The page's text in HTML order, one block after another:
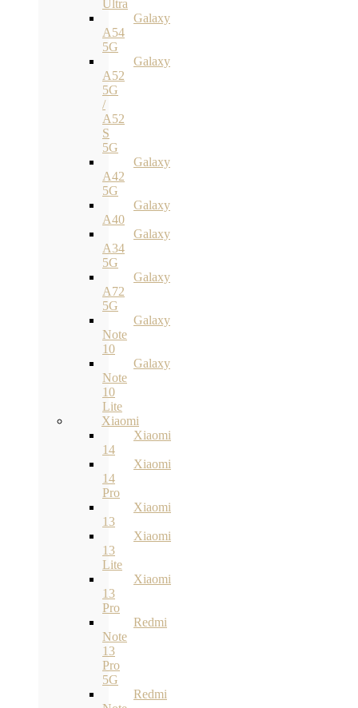
Ultra
Galaxy
A54
5G
Galaxy
A52
5G
/
A52
S
5G
Galaxy
A42
5G
Galaxy
A40
Galaxy
A34
5G
Galaxy
A72
5G
Galaxy
Note
10
Galaxy
Note
10
Lite
Xiaomi
Xiaomi
14
Xiaomi
14
Pro
Xiaomi
13
Xiaomi
13
Lite
Xiaomi
13
Pro
Redmi
Note
13
Pro
5G
Redmi